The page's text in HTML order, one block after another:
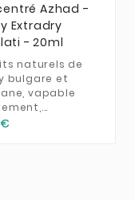
Azhad -
Extradry
- 20ml
naturels de
bulgare et
vapable
€